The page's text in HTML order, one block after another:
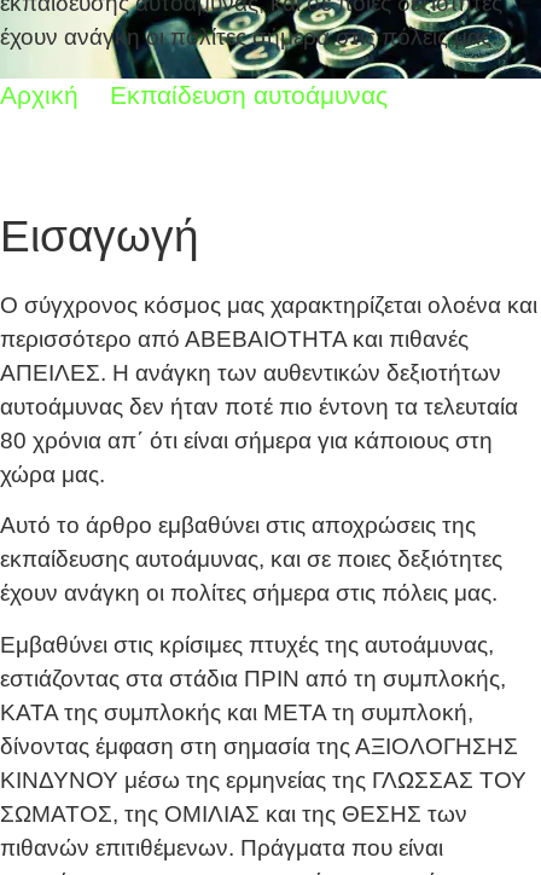
έχουν ανάγκη οι πολίτες σήμερα στις πόλεις μας.
Αρχική Εκπαίδευση αυτοάμυνας
Εισαγωγή
Ο σύγχρονος κόσμος μας χαρακτηρίζεται ολοένα και
περισσότερο από ΑΒΕΒΑΙΟΤΗΤΑ και πιθανές
ΑΠΕΙΛΕΣ. Η ανάγκη των αυθεντικών δεξιοτήτων
αυτοάμυνας δεν ήταν ποτέ πιο έντονη τα τελευταία
80 χρόνια απ΄ ότι είναι σήμερα για κάποιους στη
χώρα μας.
Αυτό το άρθρο εμβαθύνει στις αποχρώσεις της
εκπαίδευσης αυτοάμυνας, και σε ποιες δεξιότητες
έχουν ανάγκη οι πολίτες σήμερα στις πόλεις μας.
Εμβαθύνει στις κρίσιμες πτυχές της αυτοάμυνας,
εστιάζοντας στα στάδια ΠΡΙΝ από τη συμπλοκής,
ΚΑΤΑ της συμπλοκής και ΜΕΤΑ τη συμπλοκή,
δίνοντας έμφαση στη σημασία της ΑΞΙΟΛΟΓΗΣΗΣ
ΚΙΝΔΥΝΟΥ μέσω της ερμηνείας της ΓΛΩΣΣΑΣ ΤΟΥ
ΣΩΜΑΤΟΣ, της ΟΜΙΛΙΑΣ και της ΘΕΣΗΣ των
πιθανών επιτιθέμενων. Πράγματα που είναι